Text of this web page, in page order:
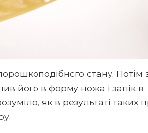
стану. Потім
його в форму ножа і запік в
як в результаті таких